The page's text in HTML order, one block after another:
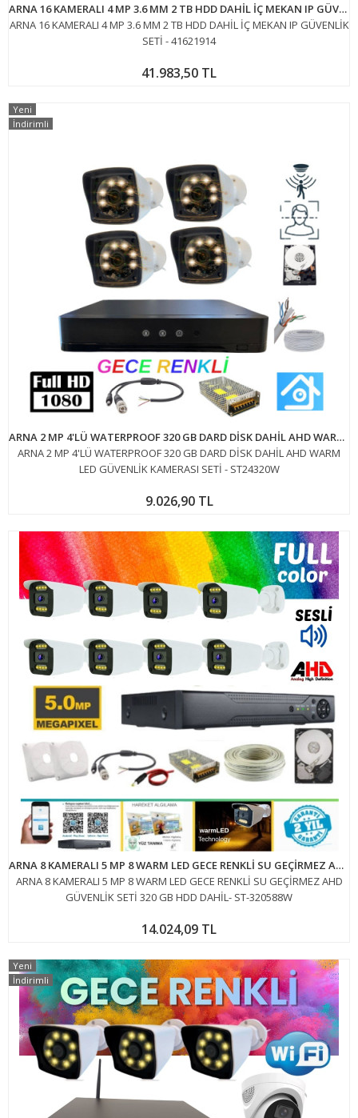
ARNA 16 KAMERALI 4 MP 3.6 MM 2 TB HDD DAHİL İÇ MEKAN IP GÜVENLİK SETİ - 41621914
ARNA 16 KAMERALI 4 MP 3.6 MM 2 TB HDD DAHİL İÇ MEKAN IP GÜVENLİK
SETİ - 41621914
41.983,50 TL
ARNA 2 MP 4'LÜ WATERPROOF 320 GB DARD DİSK DAHİL AHD WARM LED GÜVENLİK KAMERASI SETİ - ST24320W
ARNA 2 MP 4'LÜ WATERPROOF 320 GB DARD DİSK DAHİL AHD WARM
LED GÜVENLİK KAMERASI SETİ - ST24320W
9.026,90 TL
Yeni
İndirimli
ARNA 8 KAMERALI 5 MP 8 WARM LED GECE RENKLİ SU GEÇİRMEZ AHD GÜVENLİK SETİ 320 GB HDD DAHİL- ST-320588W
ARNA 8 KAMERALI 5 MP 8 WARM LED GECE RENKLİ SU GEÇİRMEZ AHD
GÜVENLİK SETİ 320 GB HDD DAHİL- ST-320588W
14.024,09 TL
Yeni
İndirimli